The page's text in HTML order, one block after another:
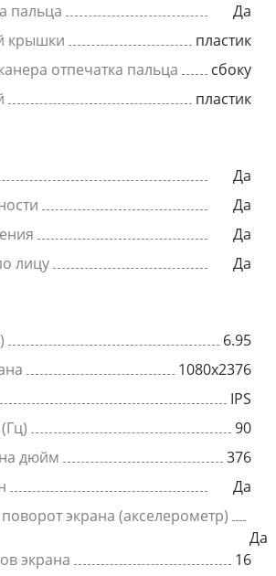
пальца
Да
крышки
пластик
отпечатка пальца
сбоку
пластик
Да
Да
Да
лицу
Да
6.95
1080x2376
IPS
90
дюйм
376
Да
экрана (акселерометр)
Да
экрана
16